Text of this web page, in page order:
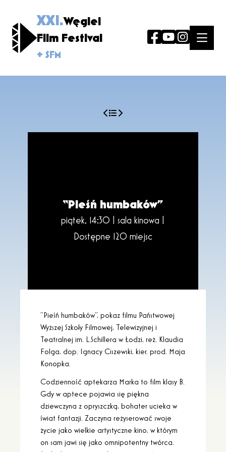
XXI.Węgiel
Film Festival
+ SFM
“Pieśń humbaków”
piątek, 14:30 | sala kinowa |
Dostępne 120 miejsc
“Pieśń humbaków”, pokaz filmu Państwowej
Wyższej Szkoły Filmowej, Telewizyjnej i
Teatralnej im. L.Schillera w Łodzi, reż. Klaudia
Folga, dop. Ignacy Ciszewski, kier. prod. Maja
Konopka.
Codzienność aptekarza Marka to film klasy B.
Gdy w aptece pojawia się piękna
dziewczyna z opryszczką, bohater ucieka w
świat fantazji. Zaczyna reżyserować swoje
życie jako wielkie artystyczne kino, w którym
on sam jawi się jako omnipotentny twórca.